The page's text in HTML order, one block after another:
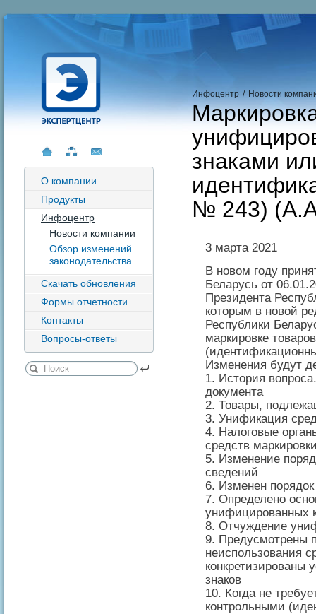
О компании
Продукты
Инфоцентр
Новости компании
Обзор изменений
законодательства
Скачать обновления
Формы отчетности
Контакты
Вопросы-ответы
Инфоцентр / Новости
знаками
№ 243)
3 марта 2021
В новом году
Беларусь от
Президента
которым в новой
Республики
маркировке
Изменения будут
1. История
документа
2. Товары,
3. Унификация
4. Налоговые
средств
5. Изменение
сведений
6. Изменен
7. Определено
унифицированных
8. Отчуждение
9. Предусмотрены
неиспользования
конкретизированы
знаков
10. Когда не
контрольными